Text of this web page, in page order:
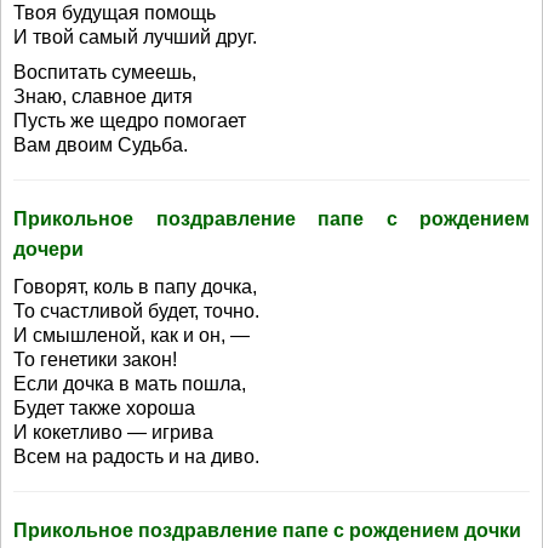
Твоя будущая помощь
И твой самый лучший друг.
Воспитать сумеешь,
Знаю, славное дитя
Пусть же щедро помогает
Вам двоим Судьба.
Прикольное поздравление папе с рождением
дочери
Говорят, коль в папу дочка,
То счастливой будет, точно.
И смышленой, как и он, —
То генетики закон!
Если дочка в мать пошла,
Будет также хороша
И кокетливо — игрива
Всем на радость и на диво.
Прикольное поздравление папе с рождением дочки